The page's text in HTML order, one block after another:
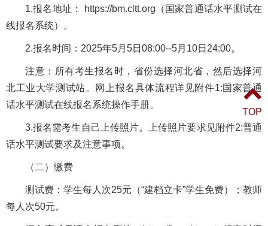
1.报名地址： https://bm.cltt.org（国家普通话水平测试在
线报名系统）。
2.报名时间：2025年5月5日08:00--5月10日24:00。
注意：所有考生报名时，省份选择河北省，然后选择河
北工业大学测试站。网上报名具体流程详见附件1:国家普通
话水平测试在线报名系统操作手册。
3.报名需考生自己上传照片。上传照片要求见附件2:普通
话水平测试要求及注意事项。
（二）缴费
测试费：学生每人次25元（“建档立卡”学生免费）；教师
每人次50元。
TOP